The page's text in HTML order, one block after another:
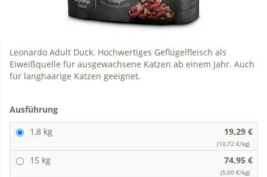
Leonardo Adult Duck. Hochwertiges Geflügelfleisch als
Eiweißquelle für ausgewachsene Katzen ab einem Jahr. Auch
für langhaarige Katzen geeignet.
Ausführung
1,8 kg
19,29 €
(10,72 €/kg)
15 kg 74,95 €
(5,00 €/kg)